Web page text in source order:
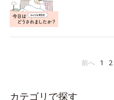
前へ 1 2
カテゴリで探す